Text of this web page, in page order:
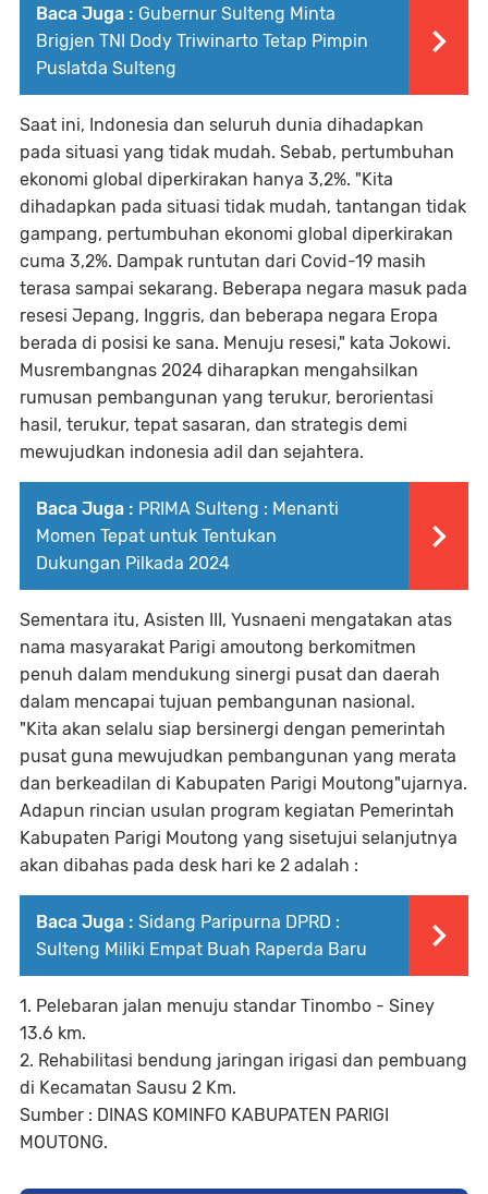
Baca Juga : Gubernur Sulteng Minta
Brigjen TNI Dody Triwinarto Tetap Pimpin
Puslatda Sulteng
Saat ini, Indonesia dan seluruh dunia dihadapkan
pada situasi yang tidak mudah. Sebab, pertumbuhan
ekonomi global diperkirakan hanya 3,2%. "Kita
dihadapkan pada situasi tidak mudah, tantangan tidak
gampang, pertumbuhan ekonomi global diperkirakan
cuma 3,2%. Dampak runtutan dari Covid-19 masih
terasa sampai sekarang. Beberapa negara masuk pada
resesi Jepang, Inggris, dan beberapa negara Eropa
berada di posisi ke sana. Menuju resesi," kata Jokowi.
Musrembangnas 2024 diharapkan mengahsilkan
rumusan pembangunan yang terukur, berorientasi
hasil, terukur, tepat sasaran, dan strategis demi
mewujudkan indonesia adil dan sejahtera.
Baca Juga : PRIMA Sulteng : Menanti
Momen Tepat untuk Tentukan
Dukungan Pilkada 2024
Sementara itu, Asisten III, Yusnaeni mengatakan atas
nama masyarakat Parigi amoutong berkomitmen
penuh dalam mendukung sinergi pusat dan daerah
dalam mencapai tujuan pembangunan nasional.
"Kita akan selalu siap bersinergi dengan pemerintah
pusat guna mewujudkan pembangunan yang merata
dan berkeadilan di Kabupaten Parigi Moutong"ujarnya.
Adapun rincian usulan program kegiatan Pemerintah
Kabupaten Parigi Moutong yang sisetujui selanjutnya
akan dibahas pada desk hari ke 2 adalah :
Baca Juga : Sidang Paripurna DPRD :
Sulteng Miliki Empat Buah Raperda Baru
1. Pelebaran jalan menuju standar Tinombo - Siney
13.6 km.
2. Rehabilitasi bendung jaringan irigasi dan pembuang
di Kecamatan Sausu 2 Km.
Sumber : DINAS KOMINFO KABUPATEN PARIGI
MOUTONG.